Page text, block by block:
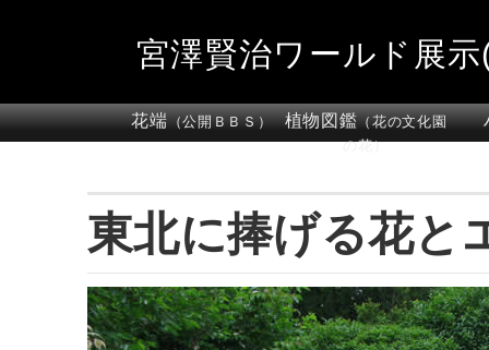
宮澤賢治ワールド展
花端（公開ＢＢＳ） 植物図鑑（花の文化園
の花）
東北に捧げる花と